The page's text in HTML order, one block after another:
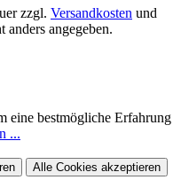
zzgl. Versandkosten und
angegeben.
eine bestmögliche Erfahrung
...
Alle Cookies akzeptieren